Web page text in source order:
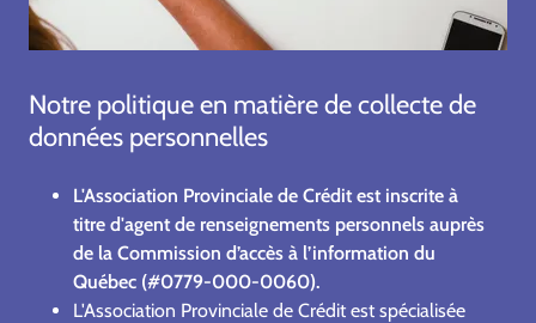
Notre politique en matière de collecte de
données personnelles
L'Association Provinciale de Crédit est inscrite à
titre d'agent de renseignements personnels auprès
de la Commission d’accès à l’information du
Québec (#0779-000-0060).
L'Association Provinciale de Crédit est spécialisée